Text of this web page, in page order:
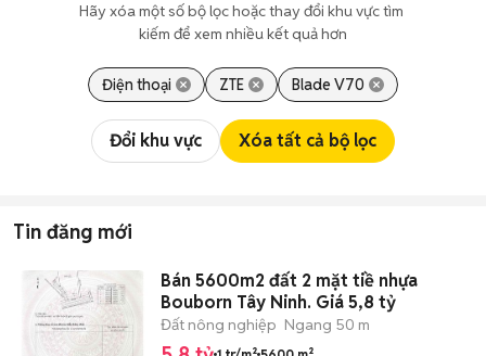
Hãy xóa một số bộ lọc hoặc thay đổi khu vực tìm
kiếm để xem nhiều kết quả hơn
Điện thoại ZTE Blade V70
Đổi khu vực Xóa tất cả bộ lọc
Tin đăng mới
Bán 5600m2 đất 2 mặt tiề nhựa
Bouborn Tây Ninh. Giá 5,8 tỷ
Đất nông nghiệp Ngang 50 m